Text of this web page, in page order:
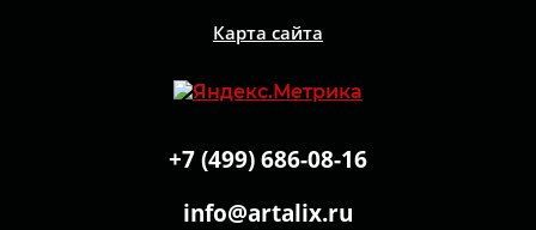
Карта сайта
+7 (499) 686-08-16
info@artalix.ru